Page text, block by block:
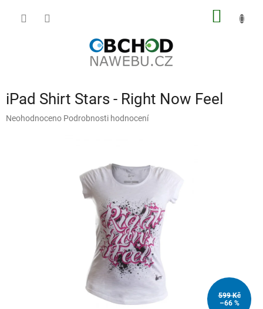
iPad Shirt Stars - Right Now Feel
Průměrné
Neohodnoceno Podrobnosti hodnocení
599 Kč
–66 %